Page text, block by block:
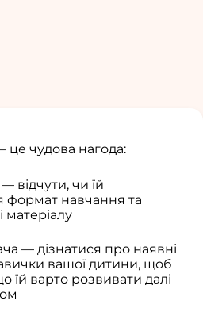
чудова нагода:
відчути, чи їй
формат навчання та
матеріалу
— дізнатися про наявні
вашої дитини, щоб
їй варто розвивати далі